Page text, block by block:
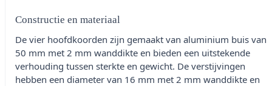
Constructie en materiaal
De vier hoofdkoorden zijn gemaakt van aluminium buis van
50 mm met 2 mm wanddikte en bieden een uitstekende
verhouding tussen sterkte en gewicht. De verstijvingen
hebben een diameter van 16 mm met 2 mm wanddikte en